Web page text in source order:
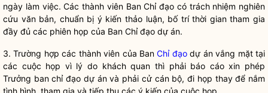
ngày làm việc. Các thành viên BanChỉ đạo có trách nhiệm nghiên
cứu văn bản, chuẩn bị ý kiến thảo luận, bố trí thời gian tham gia
đầy đủ các phiên họp của Ban Chỉ đạo dự án.
3. Trường hợp các thành viên của BanChỉ đạodự án vắng mặt tại
các cuộc họp vì lý do khách quan thì phải báo cáo xin phép
Trưởng banchỉ đạo dự án và phải cử cán bộ, đi họp thay để nắm
tình hình, tham gia và tiếp thu các ý kiến của cuộc họp.